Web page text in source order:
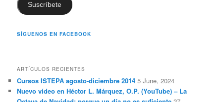
Suscríbete
SÍGUENOS EN FACEBOOK
ARTÍCULOS RECIENTES
Cursos ISTEPA agosto-diciembre 2014 5 June, 2024
Nuevo vídeo en Héctor L. Márquez, O.P. (YouTube) – La